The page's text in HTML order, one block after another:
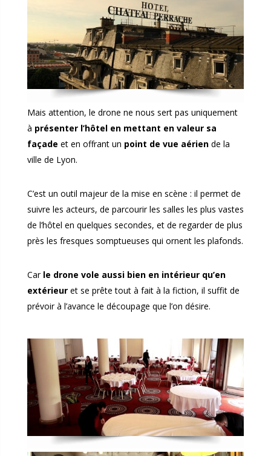
Mais attention, le drone ne nous sert pas uniquement
à présenter l’hôtel en mettant en valeur sa
façade et en offrant un point de vue aérien de la
ville de Lyon.
C’est un outil majeur de la mise en scène : il permet de
suivre les acteurs, de parcourir les salles les plus vastes
de l’hôtel en quelques secondes, et de regarder de plus
près les fresques somptueuses qui ornent les plafonds.
Car le drone vole aussi bien en intérieur qu’en
extérieur et se prête tout à fait à la fiction, il suffit de
prévoir à l’avance le découpage que l’on désire.